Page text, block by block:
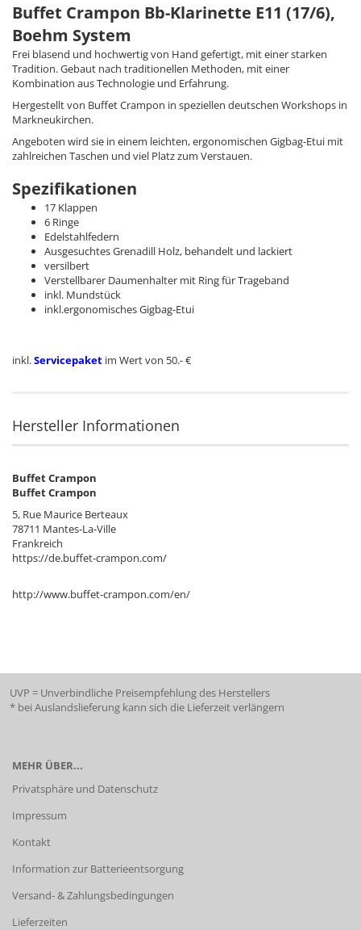
Buffet Crampon Bb-Klarinette E11 (17/6),
Boehm System
Frei blasend und hochwertig von Hand gefertigt, mit einer starken
Tradition. Gebaut nach traditionellen Methoden, mit einer
Kombination aus Technologie und Erfahrung.
Hergestellt von Buffet Crampon in speziellen deutschen Workshops in
Markneukirchen.
Angeboten wird sie in einem leichten, ergonomischen Gigbag-Etui mit
zahlreichen Taschen und viel Platz zum Verstauen.
Spezifikationen
17 Klappen
6 Ringe
Edelstahlfedern
Ausgesuchtes Grenadill Holz, behandelt und lackiert
versilbert
Verstellbarer Daumenhalter mit Ring für Trageband
inkl. Mundstück
inkl.ergonomisches Gigbag-Etui
inkl.Servicepaket im Wert von 50.- €
Hersteller Informationen
Buffet Crampon
Buffet Crampon
5, Rue Maurice Berteaux
78711 Mantes-La-Ville
Frankreich
https://de.buffet-crampon.com/
http://www.buffet-crampon.com/en/
UVP = Unverbindliche Preisempfehlung des Herstellers
* bei Auslandslieferung kann sich die Lieferzeit verlängern
MEHR ÜBER...
Privatsphäre und Datenschutz
Impressum
Kontakt
Information zur Batterieentsorgung
Versand- & Zahlungsbedingungen
Lieferzeiten